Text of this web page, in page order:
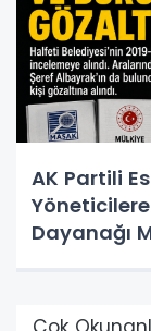
AK Partili
Dayanağı